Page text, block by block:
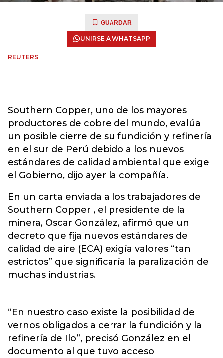
GUARDAR
UNIRSE A WHATSAPP
REUTERS
Southern Copper, uno de los mayores
productores de cobre del mundo, evalúa
un posible cierre de su fundición y refinería
en el sur de Perú debido a los nuevos
estándares de calidad ambiental que exige
el Gobierno, dijo ayer la compañía.
En un carta enviada a los trabajadores de
Southern Copper , el presidente de la
minera, Oscar González, afirmó que un
decreto que fija nuevos estándares de
calidad de aire (ECA) exigía valores “tan
estrictos” que significaría la paralización de
muchas industrias.
“En nuestro caso existe la posibilidad de
vernos obligados a cerrar la fundición y la
refinería de Ilo”, precisó González en el
documento al que tuvo acceso